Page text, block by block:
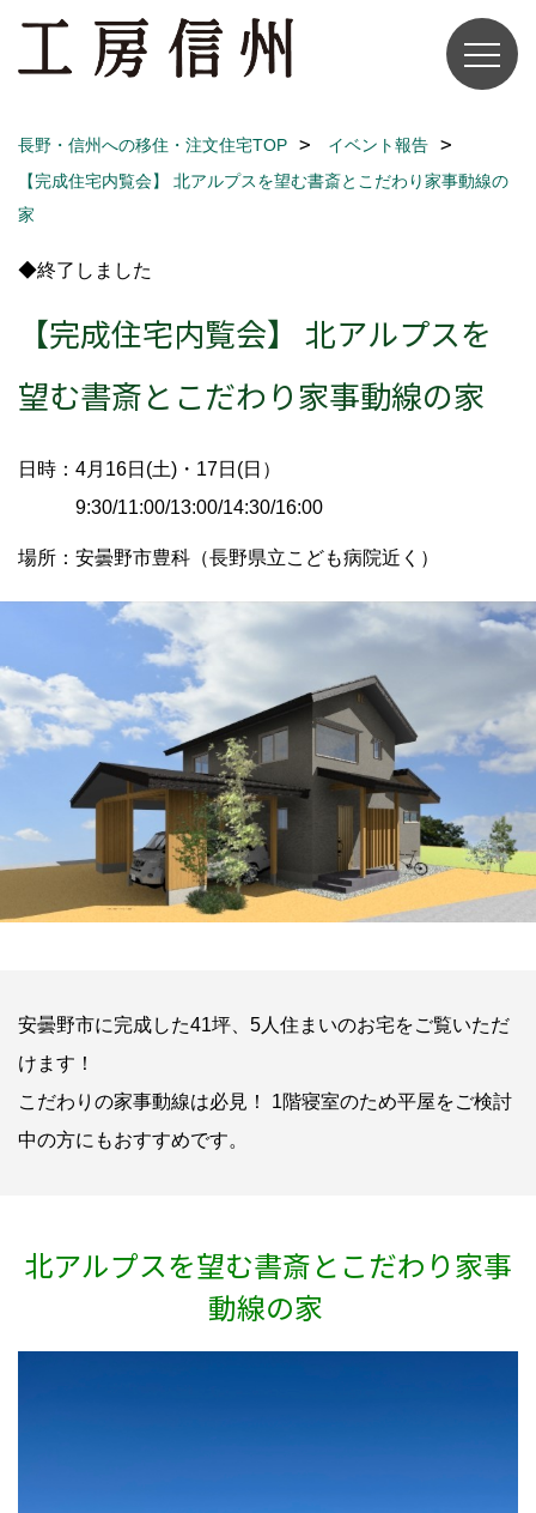
長野・信州への移住・注文住宅TOP
イベント報告
【完成住宅内覧会】 北アルプスを望む書斎とこだわり家事動線の
家
◆終了しました
【完成住宅内覧会】 北アルプスを
望む書斎とこだわり家事動線の家
日時：4月16日(土)・17日(日）
9:30/11:00/13:00/14:30/16:00
場所：安曇野市豊科（長野県立こども病院近く）
安曇野市に完成した41坪、5人住まいのお宅をご覧いただ
けます！
こだわりの家事動線は必見！ 1階寝室のため平屋をご検討
中の方にもおすすめです。
北アルプスを望む書斎とこだわり家事
動線の家